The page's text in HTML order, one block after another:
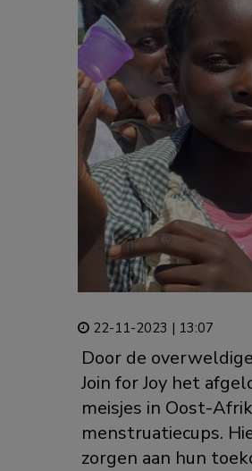
22-11-2023 | 13:07
Door de
Join for Joy het
meisjes in Oost-
menstruatiecups.
zorgen aan hun